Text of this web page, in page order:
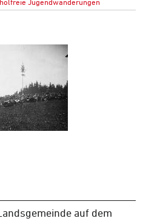
auf dem